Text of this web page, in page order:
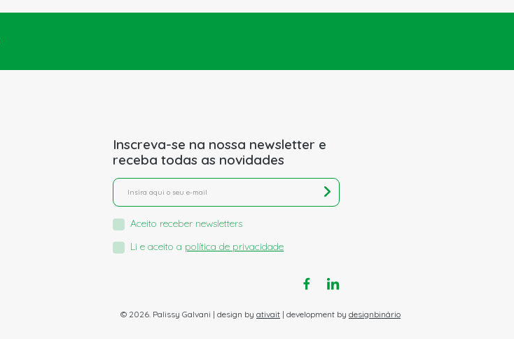
Inscreva-se na nossa newsletter e
receba todas as novidades
Aceito receber newsletters
Li e aceito a política de privacidade
© 2026. Palissy Galvani | design by ativait | development by designbinário